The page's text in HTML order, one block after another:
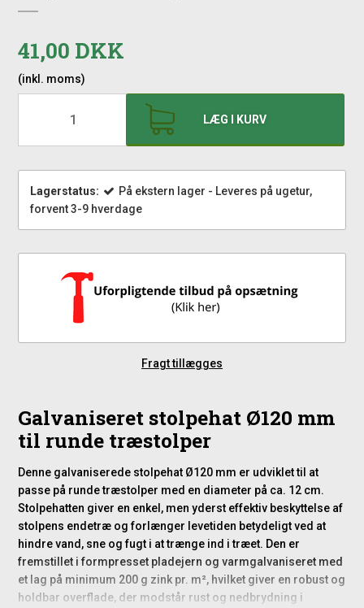
41,00 DKK
(inkl. moms)
LÆG I KURV
Lagerstatus:
På ekstern lager - Leveres på ugetur,
forvent 3-9 hverdage
Fragt tillægges
Galvaniseret stolpehat Ø120 mm
til runde træstolper
Denne galvaniserede stolpehat Ø120 mm er udviklet til at
passe på runde træstolper med en diameter på ca. 12 cm.
Stolpehatten giver en enkel, men yderst effektiv beskyttelse af
stolpens endetræ og forlænger levetiden betydeligt ved at
hindre vand, sne og fugt i at trænge ind i træet. Den er
fremstillet i formpresset pladejern og varmgalvaniseret med
et lag på minimum 200 g zink pr. m², hvilket giver en robust og
holdbar overflade, der modstår rust og nedbrydning i